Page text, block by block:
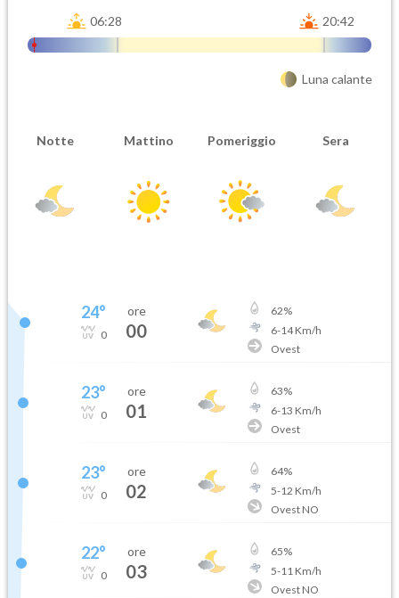
06:28 20:42
Luna calante
Notte Mattino Pomeriggio Sera
24°
0
ore
00
62%
6-14Km/h
Ovest
23°
0
ore
01
63%
6-13 Km/h
Ovest
23°
0
ore
02
64%
5-12 Km/h
Ovest NO
22°
0
ore
03
65%
5-11 Km/h
Ovest NO